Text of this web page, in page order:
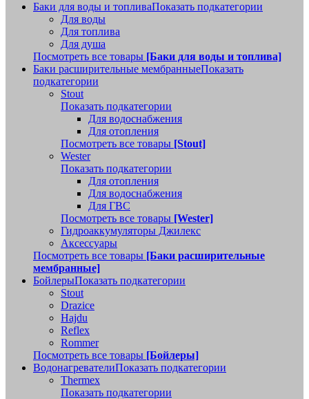
Баки для воды и топливаПоказать подкатегории
Для воды
Для топлива
Для душа
Посмотреть все товары [Баки для воды и топлива]
Баки расширительные мембранныеПоказать
подкатегории
Stout
Показать подкатегории
Для водоснабжения
Для отопления
Посмотреть все товары [Stout]
Wester
Показать подкатегории
Для отопления
Для водоснабжения
Для ГВС
Посмотреть все товары [Wester]
Гидроаккумуляторы Джилекс
Аксессуары
Посмотреть все товары [Баки расширительные
мембранные]
БойлерыПоказать подкатегории
Stout
Drazice
Hajdu
Reflex
Rommer
Посмотреть все товары [Бойлеры]
ВодонагревателиПоказать подкатегории
Thermex
Показать подкатегории